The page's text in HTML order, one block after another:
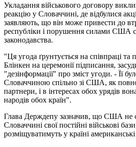
Укладання військового договору
реакцію у Словаччині, де відбулися
заявляють, що він може привести до
республіки і порушення силами США
законодавства.
"Ця угода ґрунтується на співпраці та
Блінкен на церемонії підписання,
"дезінформації" про зміст угоди. - Її
Словаччиною спільно зі США, як
партнери, і в інтересах обох урядів
народів обох країн".
Глава Держдепу зазначив, що США не
Словаччині свої постійні військові
розміщуватимуть у країні американські